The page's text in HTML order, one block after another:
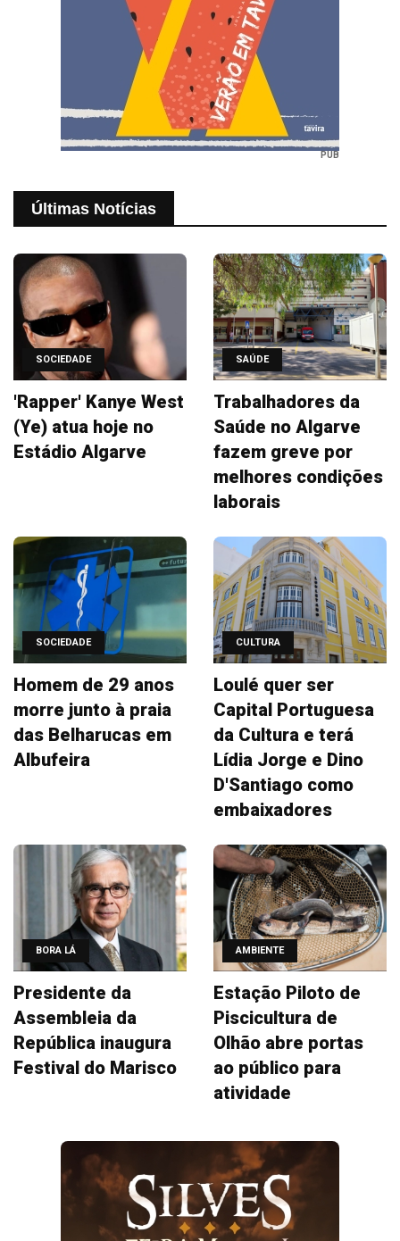
PUB
Últimas Notícias
SOCIEDADE
'Rapper' Kanye West
(Ye) atua hoje no
Estádio Algarve
SAÚDE
Trabalhadores da
Saúde no Algarve
fazem greve por
melhores condições
laborais
SOCIEDADE
Homem de 29 anos
morre junto à praia
das Belharucas em
Albufeira
CULTURA
Loulé quer ser
Capital Portuguesa
da Cultura e terá
Lídia Jorge e Dino
D'Santiago como
embaixadores
BORA LÁ
Presidente da
Assembleia da
República inaugura
Festival do Marisco
AMBIENTE
Estação Piloto de
Piscicultura de
Olhão abre portas
ao público para
atividade